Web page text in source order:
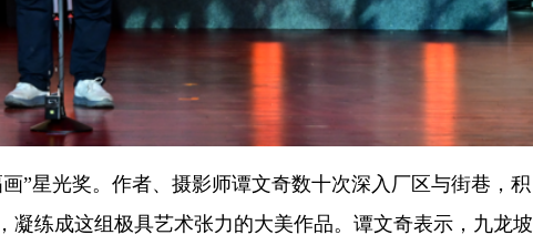
”星光奖。作者、摄影师谭文奇数十次深入厂区与街巷，积
凝练成这组极具艺术张力的大美作品。谭文奇表示，九龙坡